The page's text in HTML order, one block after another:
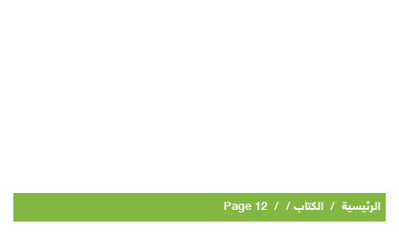
الرئيسية / الكتاب / /
Page 12